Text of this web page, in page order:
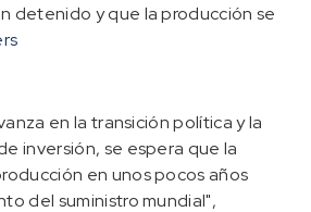
detenido y que la producción se
en la transición política y la
inversión, se espera que la
en unos pocos años
del suministro mundial",